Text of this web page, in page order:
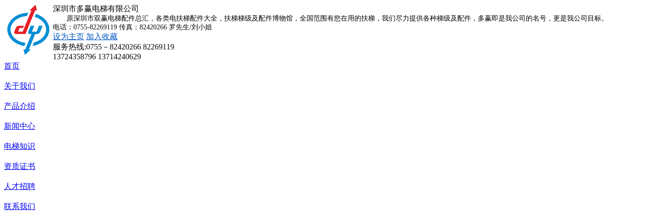
深圳市多赢电梯有限公司
原深圳市双赢电梯配件总汇，各类电扶梯配件大全，扶梯梯级及配件博物馆，全国范围有您在用的扶梯，我们尽力提供各种梯级及配件，多赢即是我公司的名号，更是我公司目标。
电话：0755-82269119 传真：82420266 罗先生/刘小姐
设为主页 加入收藏
服务热线:0755－82420266 82269119
13724358796 13714240629
首页
关于我们
产品介绍
新闻中心
电梯知识
资质证书
人才招聘
联系我们